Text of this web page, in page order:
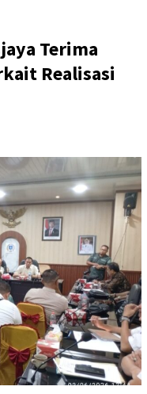
Terima
Realisasi